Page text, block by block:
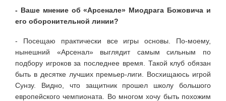
- Ваше мнение об «Арсенале» Миодрага Божовича и
его оборонительной линии?
- Посещаю практически все игры основы. По-моему,
нынешний «Арсенал» выглядит самым сильным по
подбору игроков за последнее время. Такой клуб обязан
быть в десятке лучших премьер-лиги. Восхищаюсь игрой
Сунзу. Видно, что защитник прошел школу большого
европейского чемпионата. Во многом хочу быть похожим